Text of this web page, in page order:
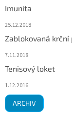
Imunita
25.12.2018
Zablokovaná krční
7.11.2018
Tenisový loket
1.12.2016
ARCHIV